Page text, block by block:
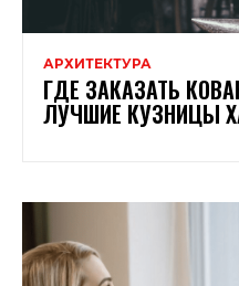
АРХИТЕКТУРА
ГДЕ ЗАКАЗАТЬ
ЛУЧШИЕ КУЗНИЦЫ